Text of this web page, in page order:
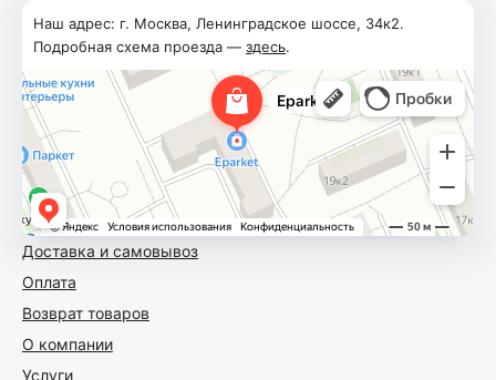
Доставка и самовывоз
Оплата
Возврат товаров
О компании
Услуги
Наш адрес: г. Москва, Ленинградское шоссе, 34к2.
Подробная схема проезда — здесь.